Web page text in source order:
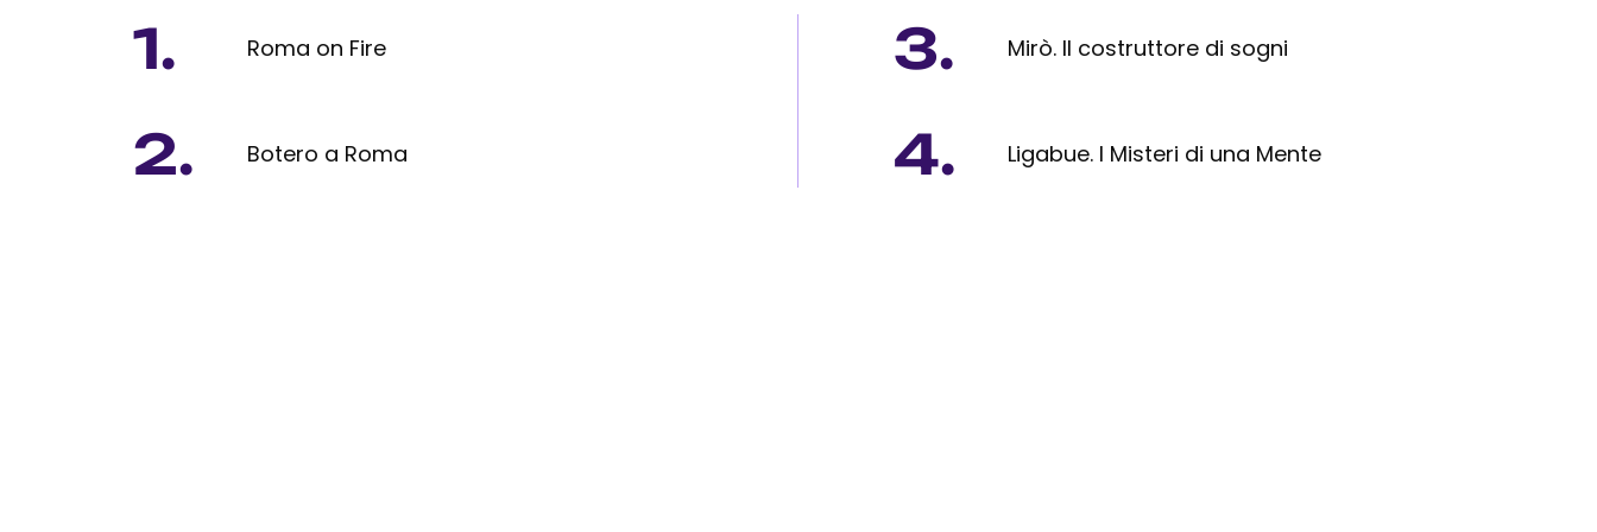
1. Roma on Fire
2. Botero a Roma
3. Mirò. Il costruttore di sogni
4. Ligabue. I Misteri di una Mente